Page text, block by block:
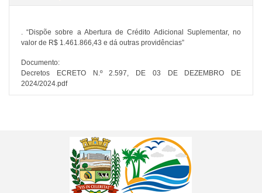
. “Dispõe sobre a Abertura de Crédito Adicional Suplementar, no
valor de R$ 1.461.866,43 e dá outras providências”
Documento:
Decretos ECRETO N.º 2.597, DE 03 DE DEZEMBRO DE
2024/2024.pdf